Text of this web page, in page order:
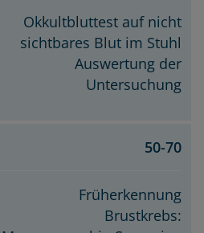
Okkultbluttest auf nicht
sichtbares Blut im Stuhl
Auswertung der
Untersuchung
50-70
Früherkennung
Brustkrebs: